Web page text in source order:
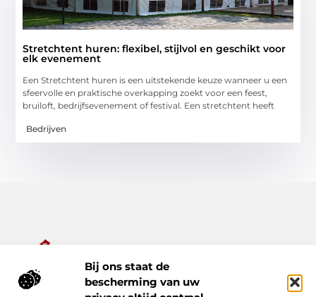
Bij ons staat de
bescherming van uw
Stretchtent huren: flexibel, stijlvol en geschikt voor
elk evenement
Een Stretchtent huren is een uitstekende keuze wanneer u een
sfeervolle en praktische overkapping zoekt voor een feest,
bruiloft, bedrijfsevenement of festival. Een stretchtent heeft
Bedrijven
Alles wat je nodig hebt voor een rijker dagelijks leven.
Ontdek een diverse verzameling van blogs en artikelen die je